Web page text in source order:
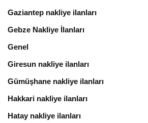
Gaziantep nakliye ilanları
Gebze Nakliye İlanları
Genel
Giresun nakliye ilanları
Gümüşhane nakliye ilanları
Hakkari nakliye ilanları
Hatay nakliye ilanları